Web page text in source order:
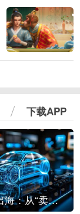
下载APP
中国汽车出海：从“卖出去”到“走进去”